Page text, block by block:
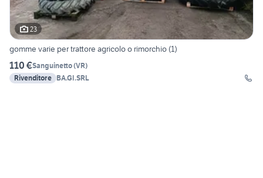
23
gomme varie per trattore agricolo o rimorchio (1)
110 €Sanguinetto(VR)
Rivenditore BA.GI.SRL